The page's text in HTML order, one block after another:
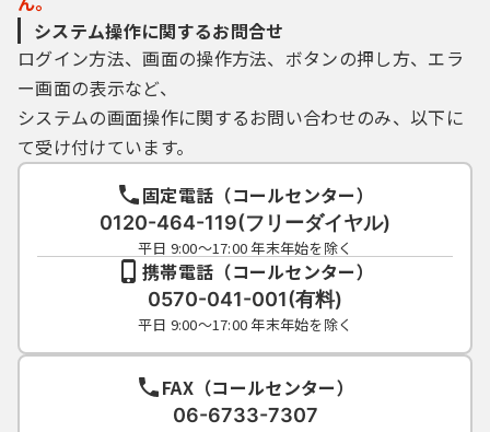
画面上で通知する整理番号及びパスワード
（申請データ用）は、利用者のデータの保護
に不可欠なものです。利用者は、次の事項を
ご確認ください。
（１）利用者ＩＤ、パスワード、整理番号及
びパスワード（申請データ用）は、他者に知
られないように管理してください。
（２）他者からのパスワード等の照会には応
じないでください。
（３）安全性をより高めるため、パスワード
は、定期的に変更してください。
（４）利用者ＩＤ、パスワードは、再発行し
ません。なお、利用者ＩＤ、パスワードを紛
失し、盗難に遭い、又は不正使用されたこと
が分かったときは、速やかに問い合わせ先に
システム操作に関するお問合せ
ログイン方法、画面の操作方法、ボタンの押し方、エラ
ー画面の表示など、
システムの画面操作に関するお問い合わせのみ、以下に
て受け付けています。
固定電話（コールセンター）
0120-464-119(フリーダイヤル)
平日 9:00～17:00 年末年始を除く
携帯電話（コールセンター）
0570-041-001(有料)
平日 9:00～17:00 年末年始を除く
FAX（コールセンター）
06-6733-7307